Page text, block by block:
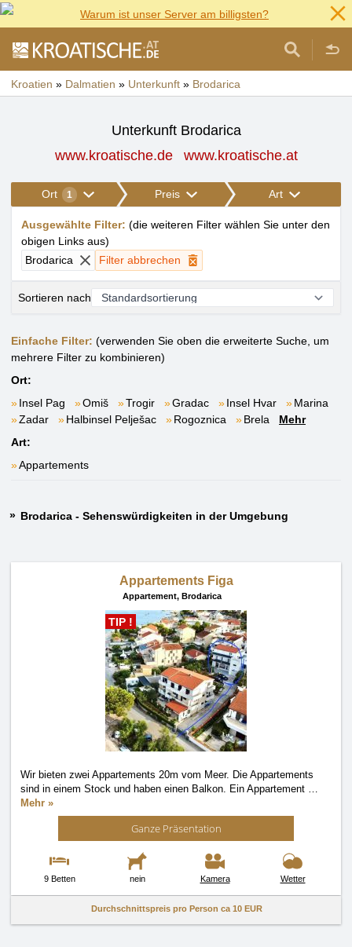
Warum ist unser Server am billigsten?
Kroatien » Dalmatien » Unterkunft » Brodarica
Unterkunft Brodarica
www.kroatische.de
www.kroatische.at
Ort 1 Preis Art
Ausgewählte Filter: (die weiteren Filter wählen Sie unter den
obigen Links aus)
Brodarica
Filter abbrechen
Sortieren nach
Einfache Filter: (verwenden Sie oben die erweiterte Suche, um
mehrere Filter zu kombinieren)
Ort:
Insel Pag
Omiš Trogir Gradac Insel Hvar
Marina
Zadar
Halbinsel Pelješac Rogoznica Brela
Mehr
Art:
Appartements
Brodarica - Sehenswürdigkeiten in der Umgebung
Appartements Figa
Appartement, Brodarica
TIP !
Wir bieten zwei Appartements 20m vom Meer. Die Appartements
sind in einem Stock und haben einen Balkon. Ein Appartement …
Mehr »
Ganze Präsentation
9 Betten nein Kamera Wetter
Durchschnittspreis pro Person ca 10 EUR